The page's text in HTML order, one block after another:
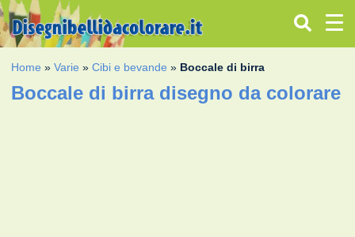
Home »Varie »Cibi e bevande » Boccale di birra
Boccale di birra disegno da colorare